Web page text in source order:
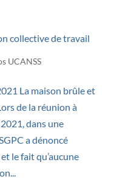
collective de travail
UCANSS
La maison brûle et
de la réunion à
dans une
a dénoncé
le fait qu’aucune